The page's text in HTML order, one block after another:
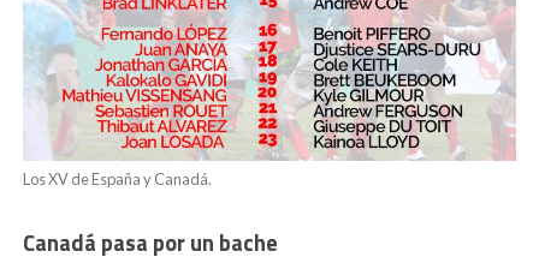
Los XV de España y Canadá.
Canadá pasa por un bache